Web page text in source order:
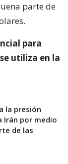
parte de
para
utiliza en la
la presión
Irán por medio
de las